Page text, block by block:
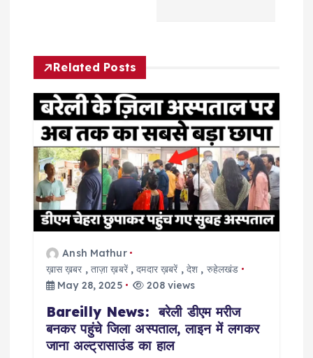
v
g
a
t
Related Posts
Ansh Mathur
ख़ास ख़बर ,ताज़ा ख़बरें,दमदार ख़बरें , देश , रुहेलखंड
May 28, 2025
208 views
Bareilly News: बरेली डीएम मरीज
बनकर पहुंचे जिला अस्पताल, लाइन में लगकर
जाना अल्ट्रासाउंड का हाल